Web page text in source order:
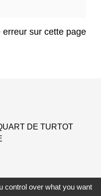
erreur sur cette page
DE TURTOT
control over what you want